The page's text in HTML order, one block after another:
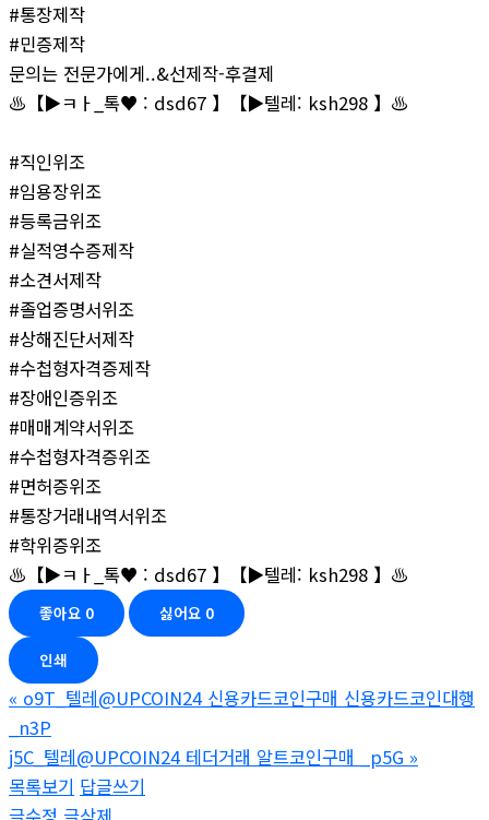
#통장제작
#민증제작
문의는 전문가에게..&선제작-후결제
♨️【▶ㅋㅏ_톡♥ : dsd67 】【▶텔레: ksh298 】♨️
#직인위조
#임용장위조
#등록금위조
#실적영수증제작
#소견서제작
#졸업증명서위조
#상해진단서제작
#수첩형자격증제작
#장애인증위조
#매매계약서위조
#수첩형자격증위조
#면허증위조
#통장거래내역서위조
#학위증위조
♨️【▶ㅋㅏ_톡♥ : dsd67 】【▶텔레: ksh298 】♨️
좋아요 0 싫어요 0
인쇄
« o9T_텔레@UPCOIN24 신용카드코인구매 신용카드코인대행
_n3P
j5C_텔레@UPCOIN24 테더거래 알트코인구매 _p5G »
목록보기 답글쓰기